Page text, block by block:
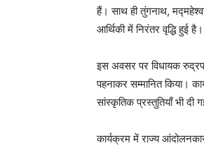
हैं। साथ ही तुंगनाथ,
आर्थिकी में निरंतर वृद्धि हुई
इस अवसर पर विधायक
पहनाकर सम्मानित किया।
सांस्कृतिक प्रस्तुतियाँ भी दी
कार्यक्रम में राज्य